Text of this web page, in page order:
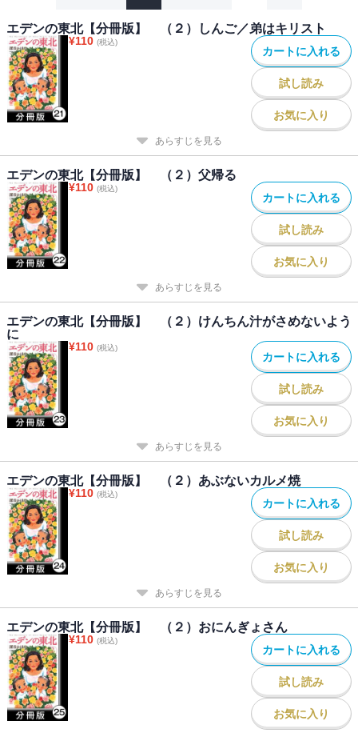
エデンの東北【分冊版】 （２）しんご／弟はキリスト
¥110 (税込)
カートに入れる
試し読み
お気に入り
あらすじを見る
エデンの東北【分冊版】 （２）父帰る
¥110 (税込)
カートに入れる
試し読み
お気に入り
あらすじを見る
エデンの東北【分冊版】 （２）けんちん汁がさめないよう
に
¥110 (税込)
カートに入れる
試し読み
お気に入り
あらすじを見る
エデンの東北【分冊版】 （２）あぶないカルメ焼
¥110 (税込)
カートに入れる
試し読み
お気に入り
あらすじを見る
エデンの東北【分冊版】 （２）おにんぎょさん
¥110 (税込)
カートに入れる
試し読み
お気に入り